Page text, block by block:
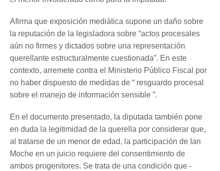
Afirma que exposición mediática supone un daño sobre
la reputación de la legisladora sobre “actos procesales
aún no firmes y dictados sobre una representación
querellante estructuralmente cuestionada”. En este
contexto, arremete contra el Ministerio Público Fiscal por
no haber dispuesto de medidas de “ resguardo procesal
sobre el manejo de información sensible ”.
En el documento presentado, la diputada también pone
en duda la legitimidad de la querella por considerar que,
al tratarse de un menor de edad, la participación de Ian
Moche en un juicio requiere del consentimiento de
ambos progenitores. Se trata de una condición que -